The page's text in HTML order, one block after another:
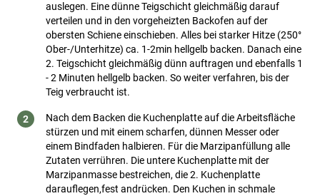
auslegen. Eine dünne Teigschicht gleichmäßig darauf
verteilen und in den vorgeheizten Backofen auf der
obersten Schiene einschieben. Alles bei starker Hitze (250°
Ober-/Unterhitze) ca. 1-2min hellgelb backen. Danach eine
2. Teigschicht gleichmäßig dünn auftragen und ebenfalls 1
- 2 Minuten hellgelb backen. So weiter verfahren, bis der
Teig verbraucht ist.
Nach dem Backen die Kuchenplatte auf die Arbeitsfläche
stürzen und mit einem scharfen, dünnen Messer oder
einem Bindfaden halbieren. Für die Marzipanfüllung alle
Zutaten verrühren. Die untere Kuchenplatte mit der
Marzipanmasse bestreichen, die 2. Kuchenplatte
darauflegen,fest andrücken. Den Kuchen in schmale